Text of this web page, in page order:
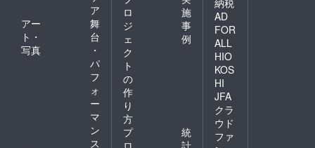
ア
アー
ト・
写真
舞
台
・
パ
フ
ォ
ー
マ
ン
ス
ロ
ジ
ェ
ク
ト
の
作
り
方
施
事
例
プ
ロ
統
計
AD
FOR
ALL
HIO
KOS
HI
JFA
クラ
ウド
ファ